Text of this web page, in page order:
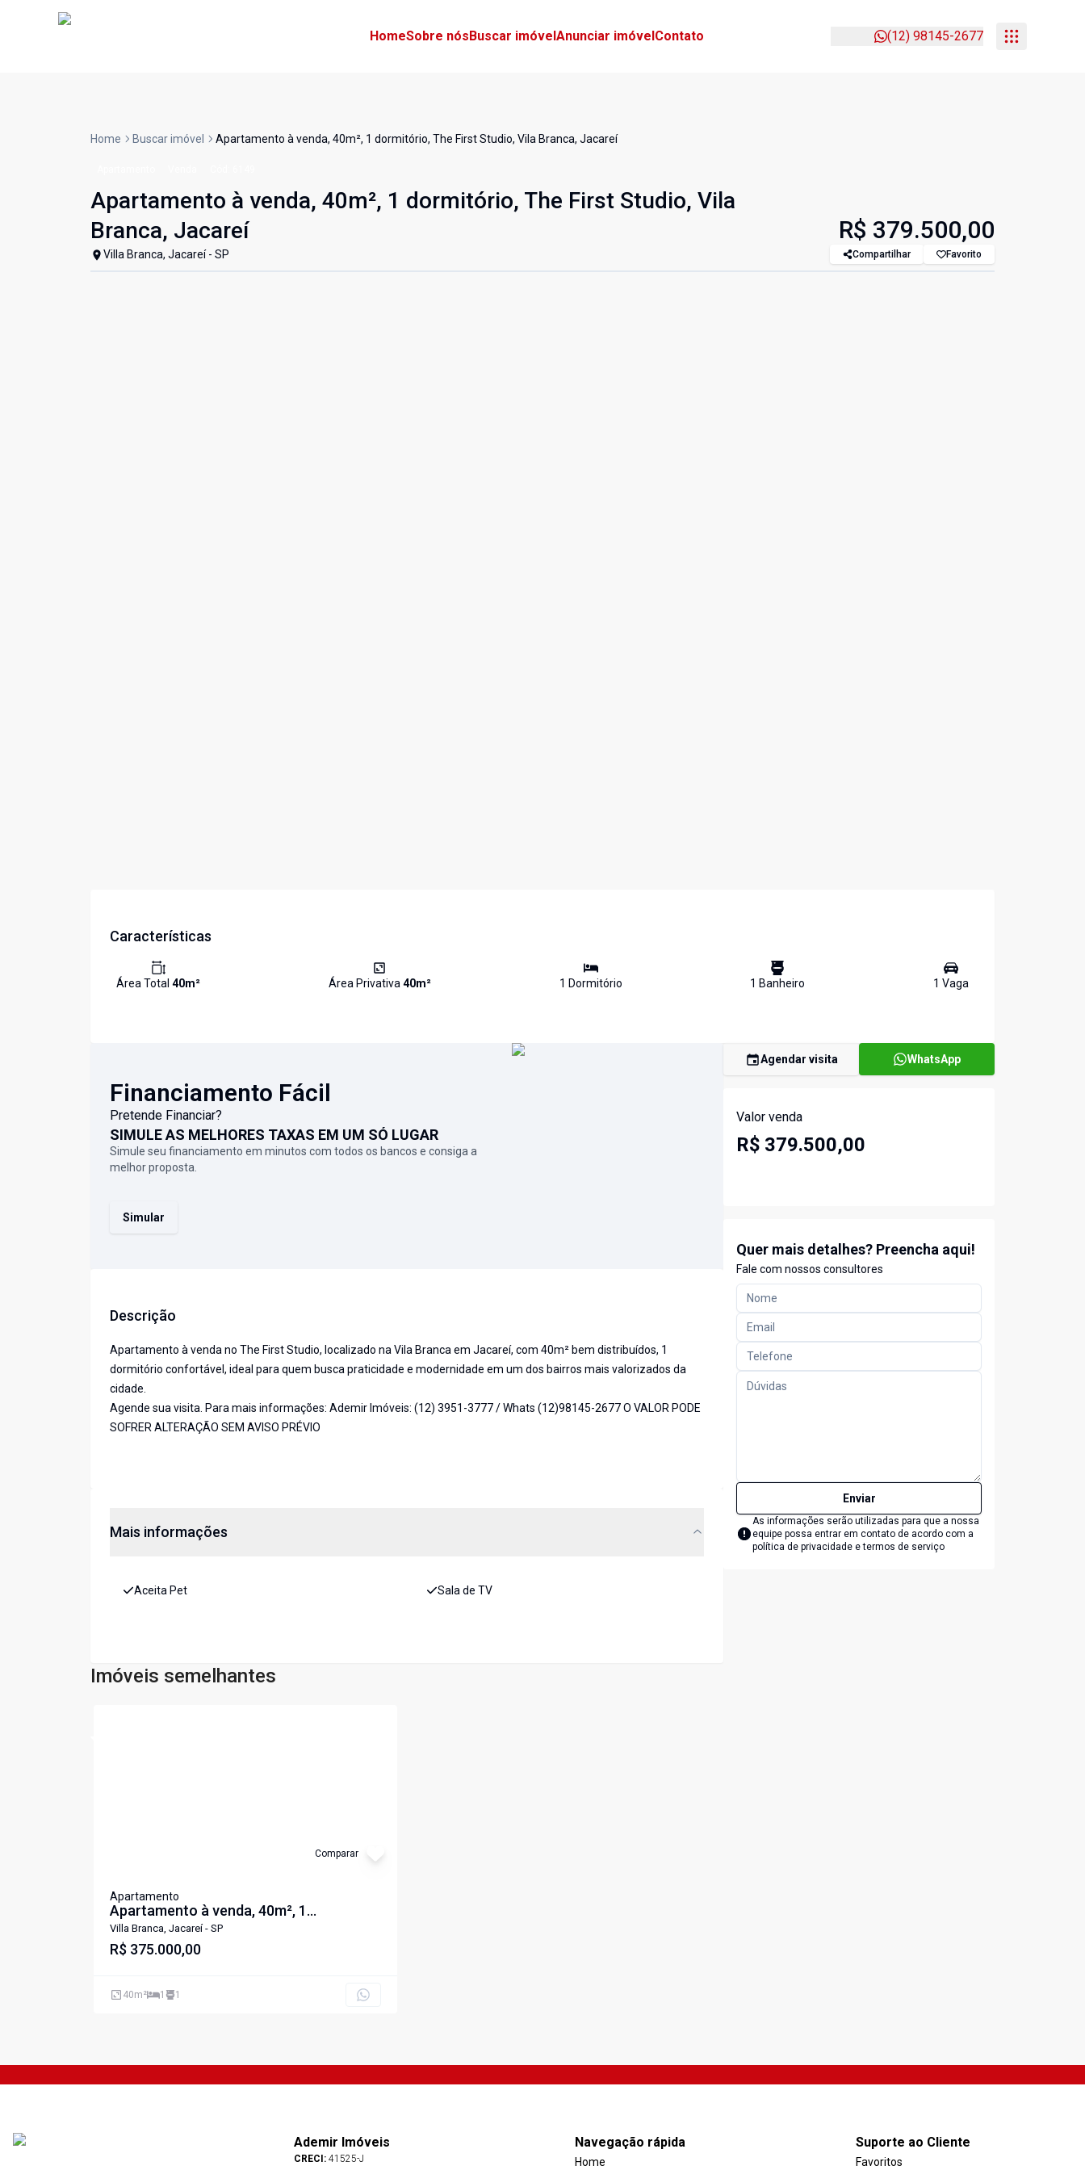
HomeSobre nósBuscar imóvelAnunciar imóvelContato (12) 98145-2677
Home Buscar imóvel Apartamento à venda, 40m², 1 dormitório, The First Studio, Vila Branca, Jacareí
Apartamento à venda, 40m², 1 dormitório, The First Studio, Vila
Branca, Jacareí
Villa Branca, Jacareí - SP
R$ 379.500,00
Compartilhar Favorito
Características
Área Total 40m² Área Privativa40m² 1 Dormitório 1 Banheiro 1 Vaga
Financiamento Fácil
Pretende Financiar?
SIMULE AS MELHORES TAXAS EM UM SÓ LUGAR
Simule seu financiamento em minutos com todos os bancos e consiga a
melhor proposta.
Simular
Descrição
Apartamento à venda no The First Studio, localizado na Vila Branca em Jacareí, com 40m² bem distribuídos, 1
dormitório confortável, ideal para quem busca praticidade e modernidade em um dos bairros mais valorizados da
cidade.
Agende sua visita. Para mais informações: Ademir Imóveis: (12) 3951-3777 / Whats (12)98145-2677 O VALOR PODE
SOFRER ALTERAÇÃO SEM AVISO PRÉVIO
Mais informações
Aceita Pet Sala de TV
Imóveis semelhantes
Comparar
Apartamento
Apartamento à venda, 40m², 1
dormitórios, The First Studio, Villa
Branca, jacarei
Villa Branca, Jacareí - SP
R$ 375.000,00
40m² 1 1
Agendar visita WhatsApp
Valor venda
R$ 379.500,00
Quer mais detalhes? Preencha aqui!
Fale com nossos consultores
Enviar
As informações serão utilizadas para que a nossa
equipe possa entrar em contato de acordo com a
política de privacidade e termos de serviço
Ademir Imóveis
CRECI: 41525-J
Navegação rápida
Home
Suporte ao Cliente
Favoritos